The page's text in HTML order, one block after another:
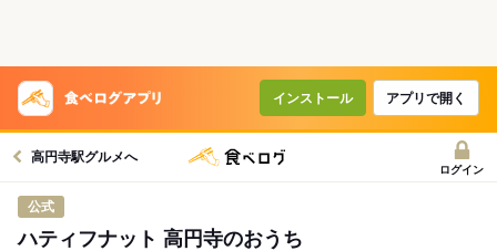
インストール アプリで開く
高円寺駅グルメへ
ログイン
公式
ハティフナット 高円寺のおうち